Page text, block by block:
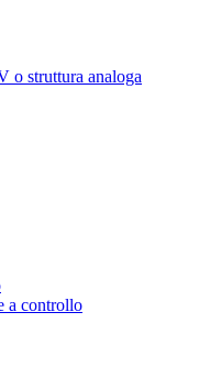
o struttura analoga
a controllo